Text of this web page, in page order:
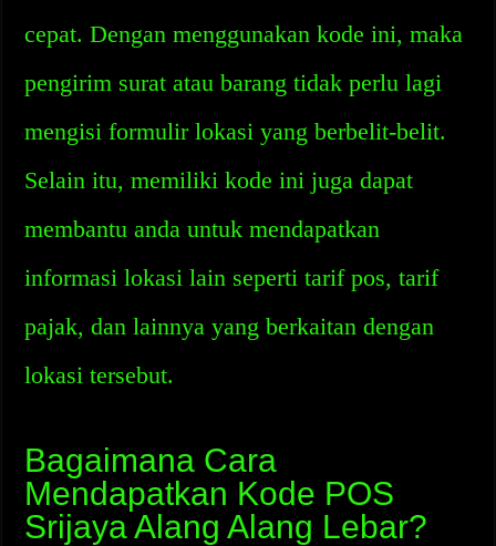
cepat. Dengan menggunakan kode ini, maka
pengirim surat atau barang tidak perlu lagi
mengisi formulir lokasi yang berbelit-belit.
Selain itu, memiliki kode ini juga dapat
membantu anda untuk mendapatkan
informasi lokasi lain seperti tarif pos, tarif
pajak, dan lainnya yang berkaitan dengan
lokasi tersebut.
Bagaimana Cara
Mendapatkan Kode POS
Srijaya Alang Alang Lebar?